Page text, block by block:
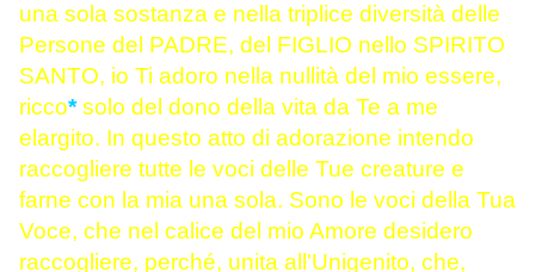
una sola sostanza e nella triplice diversità delle
Persone del PADRE, del FIGLIO nello SPIRITO
SANTO, io Ti adoro nella nullità del mio essere,
ricco*solo del dono della vita da Te a me
elargito. In questo atto di adorazione intendo
raccogliere tutte le voci delle Tue creature e
farne con la mia una sola. Sono le voci della Tua
Voce, che nel calice del mio Amore desidero
raccogliere, perché, unita all'Unigenito, che,